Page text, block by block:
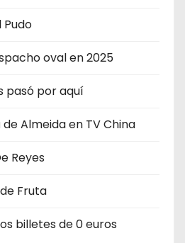
Pudo
oval en 2025
pasó por aquí
de Almeida en TV China
Reyes
Fruta
billetes de 0 euros